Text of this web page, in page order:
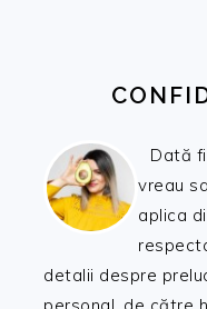
Dată
vreau
aplica
detalii despre